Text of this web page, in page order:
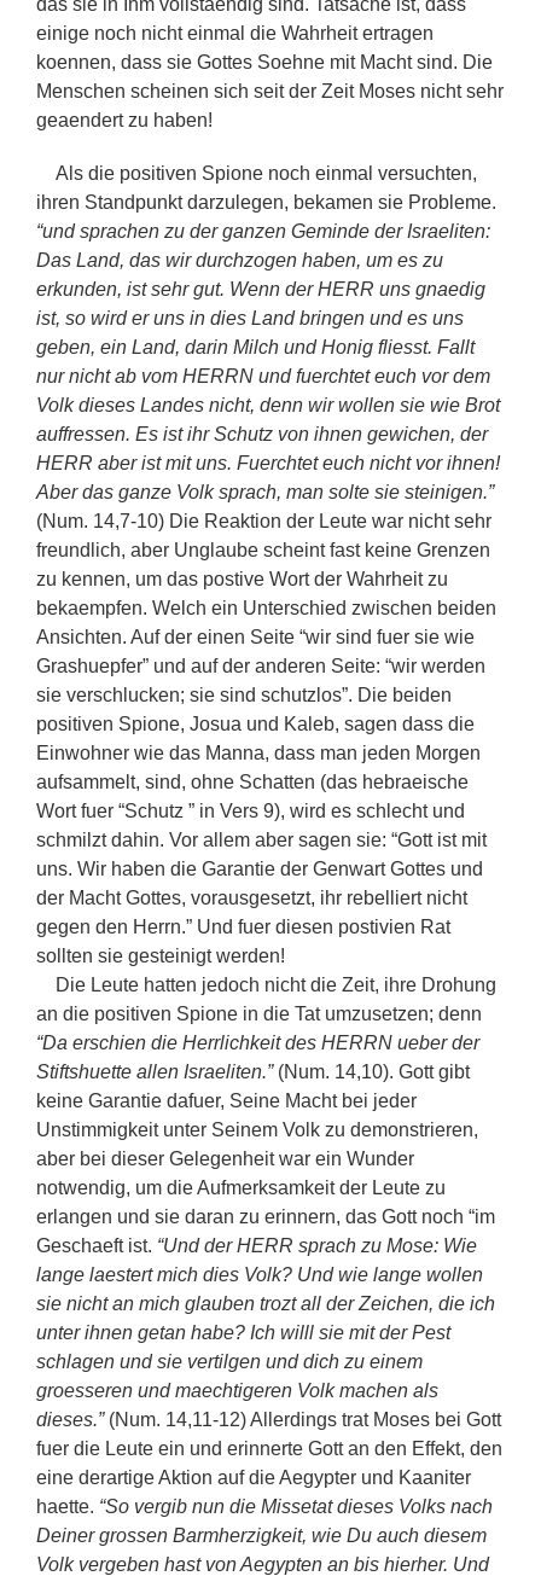
einige noch nicht einmal die Wahrheit ertragen
koennen, dass sie Gottes Soehne mit Macht sind. Die
Menschen scheinen sich seit der Zeit Moses nicht sehr
geaendert zu haben!
Als die positiven Spione noch einmal versuchten,
ihren Standpunkt darzulegen, bekamen sie Probleme.
“und sprachen zu der ganzen Geminde der Israeliten:
Das Land, das wir durchzogen haben, um es zu
erkunden, ist sehr gut. Wenn der HERR uns gnaedig
ist, so wird er uns in dies Land bringen und es uns
geben, ein Land, darin Milch und Honig fliesst. Fallt
nur nicht ab vom HERRN und fuerchtet euch vor dem
Volk dieses Landes nicht, denn wir wollen sie wie Brot
auffressen. Es ist ihr Schutz von ihnen gewichen, der
HERR aber ist mit uns. Fuerchtet euch nicht vor ihnen!
Aber das ganze Volk sprach, man solte sie steinigen.”
(Num. 14,7-10) Die Reaktion der Leute war nicht sehr
freundlich, aber Unglaube scheint fast keine Grenzen
zu kennen, um das postive Wort der Wahrheit zu
bekaempfen. Welch ein Unterschied zwischen beiden
Ansichten. Auf der einen Seite “wir sind fuer sie wie
Grashuepfer” und auf der anderen Seite: “wir werden
sie verschlucken; sie sind schutzlos”. Die beiden
positiven Spione, Josua und Kaleb, sagen dass die
Einwohner wie das Manna, dass man jeden Morgen
aufsammelt, sind, ohne Schatten (das hebraeische
Wort fuer “Schutz ” in Vers 9), wird es schlecht und
schmilzt dahin. Vor allem aber sagen sie: “Gott ist mit
uns. Wir haben die Garantie der Genwart Gottes und
der Macht Gottes, vorausgesetzt, ihr rebelliert nicht
gegen den Herrn.” Und fuer diesen postivien Rat
sollten sie gesteinigt werden!
Die Leute hatten jedoch nicht die Zeit, ihre Drohung
an die positiven Spione in die Tat umzusetzen; denn
“Da erschien die Herrlichkeit des HERRN ueber der
Stiftshuette allen Israeliten.”(Num. 14,10). Gott gibt
keine Garantie dafuer, Seine Macht bei jeder
Unstimmigkeit unter Seinem Volk zu demonstrieren,
aber bei dieser Gelegenheit war ein Wunder
notwendig, um die Aufmerksamkeit der Leute zu
erlangen und sie daran zu erinnern, das Gott noch “im
Geschaeft ist. “Und der HERR sprach zu Mose: Wie
lange laestert mich dies Volk? Und wie lange wollen
sie nicht an mich glauben trozt all der Zeichen, die ich
unter ihnen getan habe? Ich willl sie mit der Pest
schlagen und sie vertilgen und dich zu einem
groesseren und maechtigeren Volk machen als
dieses.”(Num. 14,11-12) Allerdings trat Moses bei Gott
fuer die Leute ein und erinnerte Gott an den Effekt, den
eine derartige Aktion auf die Aegypter und Kaaniter
haette. “So vergib nun die Missetat dieses Volks nach
Deiner grossen Barmherzigkeit, wie Du auch diesem
Volk vergeben hast von Aegypten an bis hierher. Und